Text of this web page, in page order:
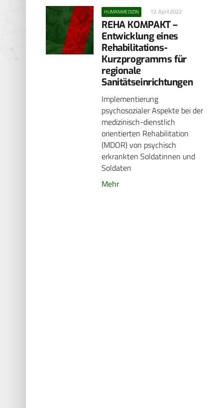
HUMANMEDIZIN 12. April 2022
REHA KOMPAKT –
Entwicklung eines
Rehabilitations-
Kurzprogramms für
regionale
Sanitätseinrichtungen
Implementierung
psychosozialer Aspekte bei der
medizinisch-dienstlich
orientierten Rehabilitation
(MDOR) von psychisch
erkrankten Soldatinnen und
Soldaten
Mehr